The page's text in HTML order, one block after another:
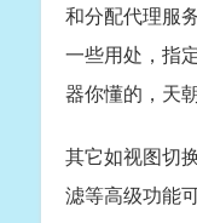
和分配代理服
一些用处，指
器你懂的，天
其它如视图切
滤等高级功能